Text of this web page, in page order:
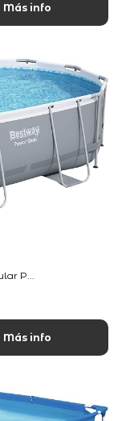
Más info
P...
Más info